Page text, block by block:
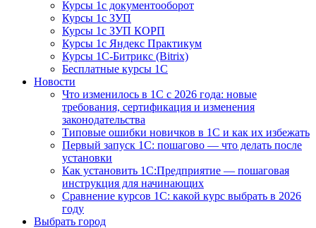
Курсы 1с документооборот
Курсы 1с ЗУП
Курсы 1с ЗУП КОРП
Курсы 1с Яндекс Практикум
Курсы 1С-Битрикс (Bitrix)
Бесплатные курсы 1С
Новости
Что изменилось в 1С с 2026 года: новые
требования, сертификация и изменения
законодательства
Типовые ошибки новичков в 1С и как их избежать
Первый запуск 1С: пошагово — что делать после
установки
Как установить 1С:Предприятие — пошаговая
инструкция для начинающих
Сравнение курсов 1С: какой курс выбрать в 2026
году
Выбрать город